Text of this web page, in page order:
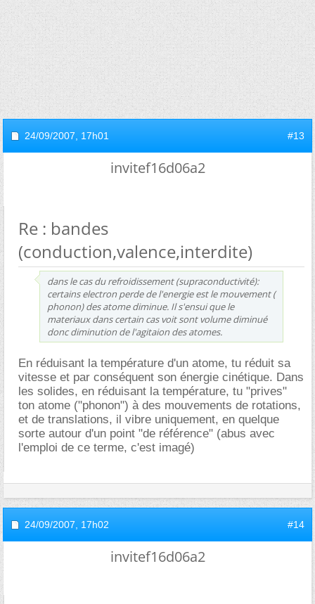
24/09/2007, 17h01 #13
invitef16d06a2
Re : bandes
(conduction,valence,interdite)
dans le cas du refroidissement (supraconductivité):
certains electron perde de l'energie est le mouvement (
phonon) des atome diminue. Il s'ensui que le
materiaux dans certain cas voit sont volume diminué
donc diminution de l'agitaion des atomes.
En réduisant la température d'un atome, tu réduit sa
vitesse et par conséquent son énergie cinétique. Dans
les solides, en réduisant la température, tu "prives"
ton atome ("phonon") à des mouvements de rotations,
et de translations, il vibre uniquement, en quelque
sorte autour d'un point "de référence" (abus avec
l'emploi de ce terme, c'est imagé)
24/09/2007, 17h02 #14
invitef16d06a2